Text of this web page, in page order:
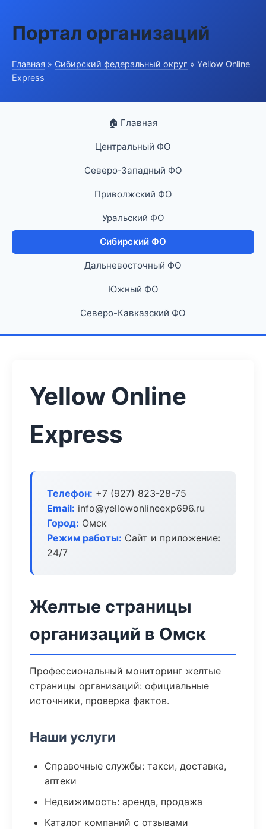
Портал организаций
Главная » Сибирский федеральный округ » Yellow Online
Express
🏠 Главная
Центральный ФО
Северо-Западный ФО
Приволжский ФО
Уральский ФО
Сибирский ФО
Дальневосточный ФО
Южный ФО
Северо-Кавказский ФО
Yellow Online
Express
Телефон: +7 (927) 823-28-75
Email: info@yellowonlineexp696.ru
Город: Омск
Режим работы: Сайт и приложение:
24/7
Желтые страницы
организаций в Омск
Профессиональный мониторинг желтые
страницы организаций: официальные
источники, проверка фактов.
Наши услуги
Справочные службы: такси, доставка,
аптеки
Недвижимость: аренда, продажа
Каталог компаний с отзывами